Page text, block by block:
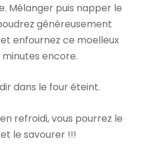
Mélanger puis napper le
généreusement
enfournez ce moelleux
encore.
dans le four éteint.
refroidi, vous pourrez le
le savourer !!!